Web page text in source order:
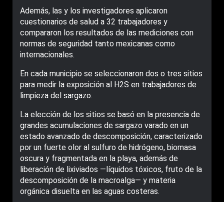
Además, las y los investigadores aplicaron
cuestionarios de salud a 32 trabajadores y
compararon los resultados de las mediciones con
normas de seguridad tanto mexicanas como
internacionales.
En cada municipio se seleccionaron dos o tres sitios
para medir la exposición al H2S en trabajadores de
limpieza del sargazo.
La elección de los sitios se basó en la presencia de
grandes acumulaciones de sargazo varado en un
estado avanzado de descomposición, caracterizado
por un fuerte olor al sulfuro de hidrógeno, biomasa
oscura y fragmentada en la playa, además de
liberación de lixiviados —líquidos tóxicos, fruto de la
descomposición de la macroalga— y materia
orgánica disuelta en las aguas costeras.